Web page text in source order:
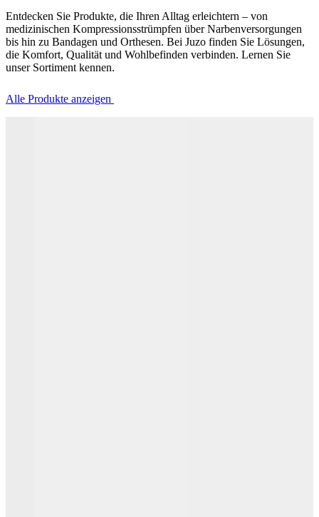
Entdecken Sie Produkte, die Ihren Alltag erleichtern – von
medizinischen Kompressionsstrümpfen über Narbenversorgungen
bis hin zu Bandagen und Orthesen. Bei Juzo finden Sie Lösungen,
die Komfort, Qualität und Wohlbefinden verbinden. Lernen Sie
unser Sortiment kennen.
Alle Produkte anzeigen